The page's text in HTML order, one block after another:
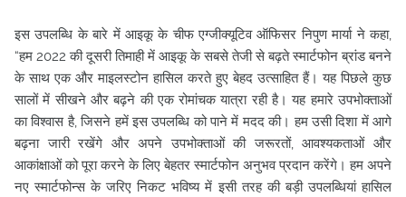
इस उपलब्धि के बारे में आइकू के चीफ एग्जीक्यूटिव ऑफिसर निपुण मार्या ने कहा,
“हम 2022 की दूसरी तिमाही में आइकू के सबसे तेजी से बढ़ते स्मार्टफोन ब्रांड बनने
के साथ एक और माइलस्टोन हासिल करते हुए बेहद उत्साहित हैं। यह पिछले कुछ
सालों में सीखने और बढ़ने की एक रोमांचक यात्रा रही है। यह हमारे उपभोक्ताओं
का विश्वास है, जिसने हमें इस उपलब्धि को पाने में मदद की। हम उसी दिशा में आगे
बढ़ना जारी रखेंगे और अपने उपभोक्ताओं की जरूरतों, आवश्यकताओं और
आकांक्षाओं को पूरा करने के लिए बेहतर स्मार्टफोन अनुभव प्रदान करेंगे। हम अपने
नए स्मार्टफोन्स के जरिए निकट भविष्य में इसी तरह की बड़ी उपलब्धियां हासिल